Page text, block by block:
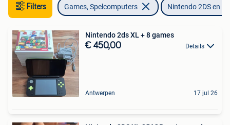
Filters Games, Spelcomputers Nintendo 2DS en
Nintendo 2ds XL + 8 games
€ 450,00 Details
Antwerpen 17 jul 26